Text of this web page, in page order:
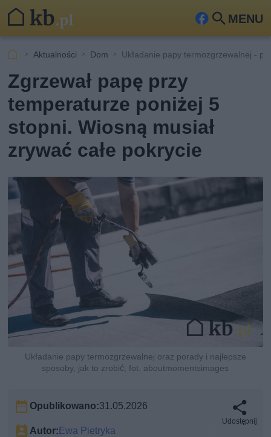
MENU
Fa
ook
Szu
Aktualności Dom Układanie papy termozgrzewalnej -
Zgrzewał papę przy
temperaturze poniżej 5
stopni. Wiosną musiał
zrywać całe pokrycie
Układanie papy termozgrzewalnej oraz porady i najlepsze
sposoby, jak to zrobić, fot. aboutmomentsimages
Opublikowano:31.05.2026
Autor:Ewa Pietryka
Udostępnij